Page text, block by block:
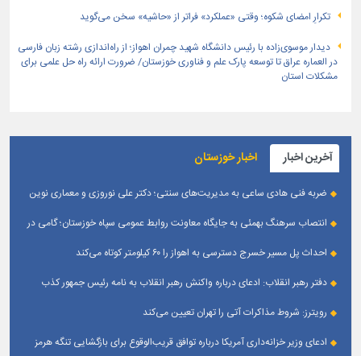
تکرارِ امضای شکوه؛ وقتی «عملکرد» فراتر از «حاشیه» سخن می‌گوید
دیدار موسوی‌زاده با رئیس دانشگاه شهید چمران اهواز؛ از راه‌اندازی رشته زبان فارسی
در العماره عراق تا توسعه پارک علم و فناوری خوزستان/ ضرورت ارائه راه حل علمی برای
مشکلات استان
آخرین اخبار اخبار خوزستان
ضربه فنی هادی ساعی به مدیریت‌های سنتی؛ دکتر علی نوروزی و معماری نوین
انتصاب سرهنگ بهمئی به جایگاه معاونت روابط عمومی سپاه خوزستان؛ گامی در
احداث پل مسیر خسرج دسترسی به اهواز را ۶۰ کیلومتر کوتاه می‌کند
دفتر رهبر انقلاب: ادعای درباره واکنش رهبر انقلاب به نامه رئیس جمهور کذب
رویترز: شروط مذاکرات آتی را تهران تعیین می‌کند
ادعای وزیر خزانه‌داری آمریکا درباره توافق قریب‌الوقوع برای بازگشایی تنگه هرمز